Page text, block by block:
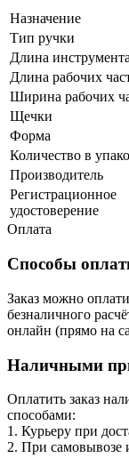
Назначение
Тип ручки
Длина инструмента
Длина рабочих
Ширина рабочих
Щечки
Форма
Количество в
Производитель
Регистрационное
удостоверение
Оплата
Способы
Заказ можно
безналичного
онлайн (прямо на
Наличными
Оплатить заказ
способами:
1. Курьеру при
2. При самовывозе